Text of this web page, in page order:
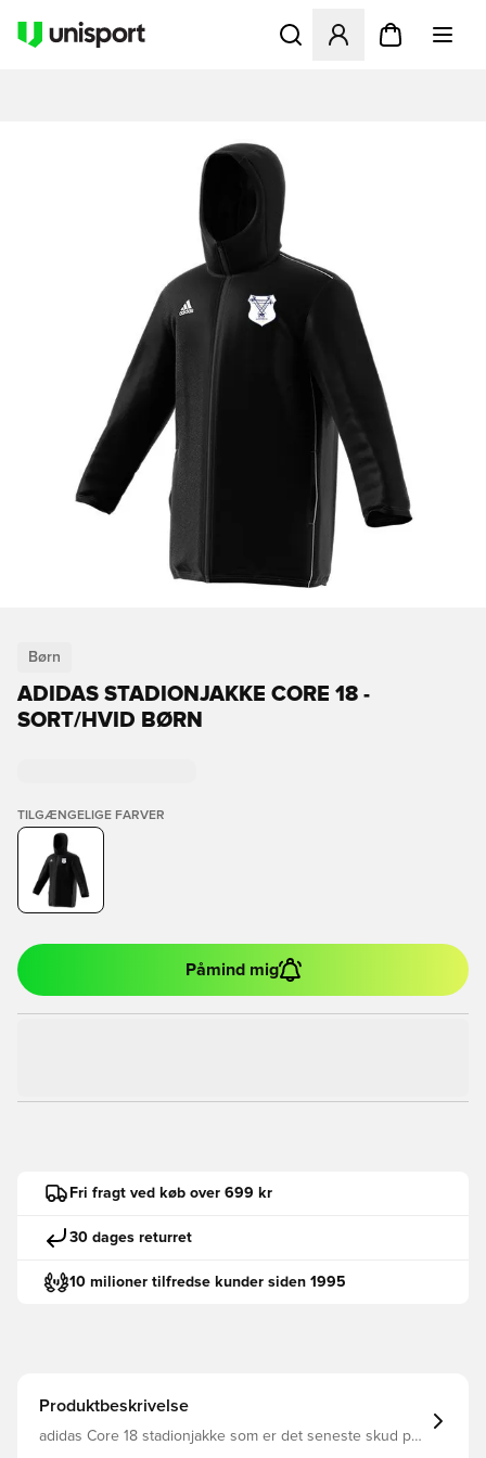
Åbner en Modal til at
Børn
ADIDAS STADIONJAKKE CORE 18 -
SORT/HVID BØRN
TILGÆNGELIGE FARVER
Påmind mig
Fri fragt ved køb over 699 kr
30 dages returret
10 milioner tilfredse kunder siden 1995
Produktbeskrivelse
adidas Core 18 stadionjakke som er det seneste skud på